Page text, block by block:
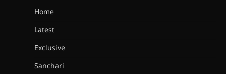
Home
Latest
Exclusive
Sanchari